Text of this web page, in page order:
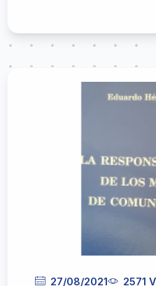
27/08/2021 2571